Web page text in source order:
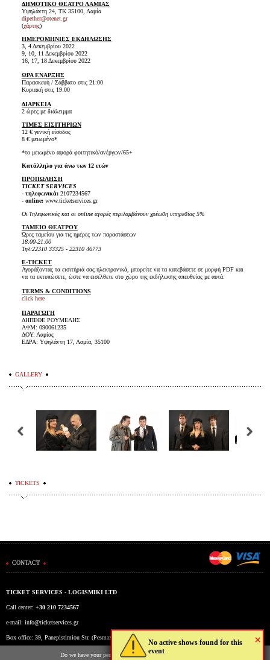
×
No active shows found for this
event
ΔΗΜΟΤΙΚΟ ΘΕΑΤΡΟ ΛΑΜΙΑΣ
Υψηλάντη 24, ΤΚ 35100, Λαμία
dipether@otenet.gr
(χάρτης)
ΗΜΕΡΟΜΗΝΙΕΣ ΕΚΔΗΛΩΣΗΣ
3, 4 Δεκεμβρίου 2022
9, 10, 11 Δεκεμβρίου 2022
16, 17, 18 Δεκεμβρίου 2022
ΩΡΑ ΕΝΑΡΞΗΣ
Παρασκευή / Σάββατο στις 21:00
Κυριακή στις 19:00
ΔΙΑΡΚΕΙΑ
2 ώρες με διάλειμμα
ΤΙΜΕΣ ΕΙΣΙΤΗΡΙΩΝ
12 € γενική είσοδος
8 € μειωμένο*
*το μειωμένο αφορά φοιτητικό/ανέργων/65+
Κατάλληλο για άνω των 12 ετών
ΠΡΟΠΩΛΗΣΗ
TICKET SERVICES
- τηλεφωνικά:2107234567
- online:www.ticketservices.gr
Οι τηλεφωνικές και οι online αγορές περιλαμβάνουν χρέωση υπηρεσίας 5%
TAMEIO ΘΕΑΤΡΟΥ
Ώρες ταμείου για τις ημέρες των παραστάσεων
18:00-21:00
Τηλ:22310 33325 - 22310 46773
E-TICKET
Αγοράζοντας τα εισιτήριά σας ηλεκτρονικά, μπορείτε να τα κατεβάσετε σε μορφή PDF και
να τα εκτυπώσετε, ώστε να εισέλθετε στο χώρο της εκδήλωσης απευθείας με αυτά.
TERMS & CONDITIONS
click here
ΠΑΡΑΓΩΓΗ
ΔΗΠΕΘΕ ΡΟΥΜΕΛΗΣ
ΑΦΜ: 090061235
ΔΟΥ: Λαμίας
ΕΔΡΑ: Υψηλάντη 17, Λαμία, 35100
GALLERY
TICKETS
CONTACT
TICKET SERVICES - LOGISMIKI LTD
Call center: +30 210 7234567
e-mail: info@ticketservices.gr
Box office: 39, Panepistimiou Str. (Pesmazoglou Arc), Athens, Greece
Working hours: Mon-Fri: 9am-5pmDo we have your permission to store cookies to your